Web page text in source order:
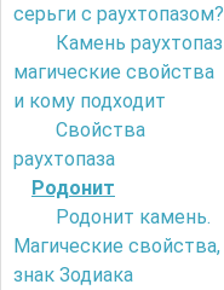
серьги с раухтопазом?
Камень раухтопаз
магические свойства
и кому подходит
Свойства
раухтопаза
Родонит
Родонит камень.
Магические свойства,
знак Зодиака